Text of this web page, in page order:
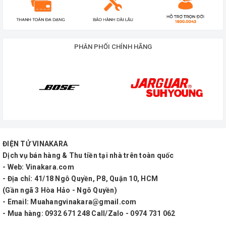
độ chống hú rít, giúp loại bỏ hiện tượng hú rít khi sử
dụng micro.
-Đáp tuyến tần số rộng từ 20Hz - 20kHz
bằng remote hoặc trực tiếp
-Điện áp sử dụng:
-Kích thước: 435(N) × 88(C) × 350(S) mm
-Trọng lượng:14 kg
-Thời gian bảo hành:12 tháng
PHÂN PHỐI CHÍNH HÃNG
ĐIỆN TỬ VINAKARA
Dịch vụ bán hàng & Thu tiền tại nhà trên toàn quốc
- Web: Vinakara.com
- Địa chỉ: 41/18 Ngô Quyền, P8, Quận 10, HCM
(Gần ngã 3 Hòa Hảo - Ngô Quyền)
- Email: Muahangvinakara@gmail.com
- Mua hàng: 0932 671 248 Call/Zalo - 0974 731 062